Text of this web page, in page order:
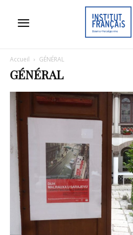
Accueil GÉNÉRAL
GÉNÉRAL